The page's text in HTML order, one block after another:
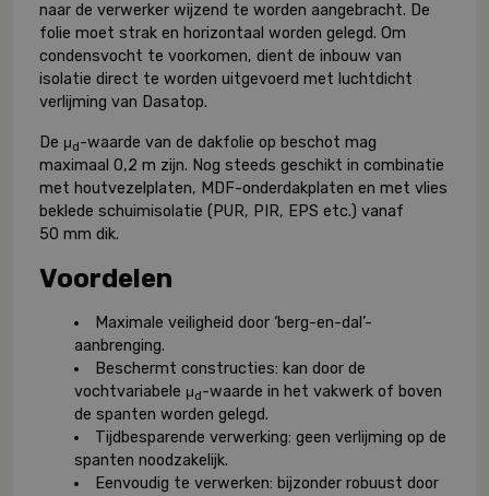
naar de verwerker wijzend te worden aangebracht. De
folie moet strak en horizontaal worden gelegd. Om
condensvocht te voorkomen, dient de inbouw van
isolatie direct te worden uitgevoerd met luchtdicht
verlijming van Dasatop.
De μd -waarde van de dakfolie op beschot mag
maximaal 0,2 m zijn. Nog steeds geschikt in combinatie
met houtvezelplaten, MDF-onderdakplaten en met vlies
beklede schuimisolatie (PUR, PIR, EPS etc.) vanaf
50 mm dik.
Voordelen
Maximale veiligheid door ‘berg-en-dal’-
aanbrenging.
Beschermt constructies: kan door de
vochtvariabele μd -waarde in het vakwerk of boven
de spanten worden gelegd.
Tijdbesparende verwerking: geen verlijming op de
spanten noodzakelijk.
Eenvoudig te verwerken: bijzonder robuust door